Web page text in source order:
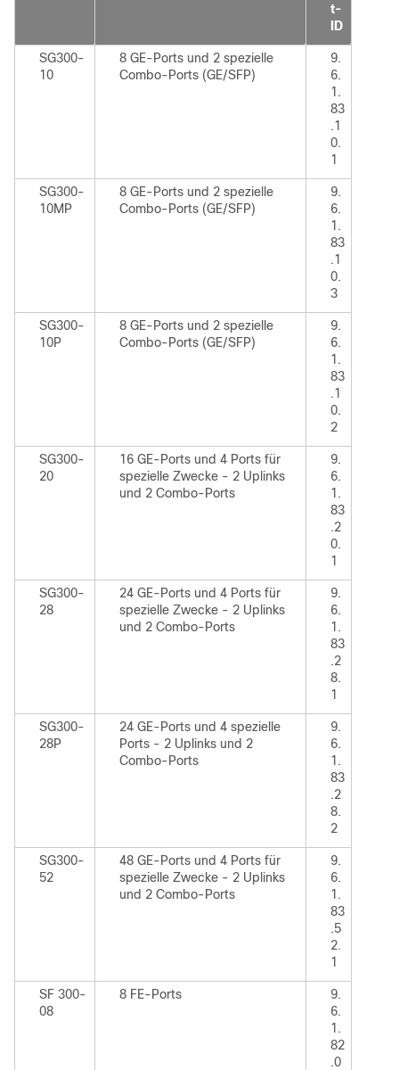
t-
ID
SG300-
10
8 GE-Ports und 2 spezielle
Combo-Ports (GE/SFP)
9.
6.
1.
83
.1
0.
1
SG300-
10MP
8 GE-Ports und 2 spezielle
Combo-Ports (GE/SFP)
9.
6.
1.
83
.1
0.
3
SG300-
10P
8 GE-Ports und 2 spezielle
Combo-Ports (GE/SFP)
9.
6.
1.
83
.1
0.
2
SG300-
20
16 GE-Ports und 4 Ports für
spezielle Zwecke - 2 Uplinks
und 2 Combo-Ports
9.
6.
1.
83
.2
0.
1
SG300-
28
24 GE-Ports und 4 Ports für
spezielle Zwecke - 2 Uplinks
und 2 Combo-Ports
9.
6.
1.
83
.2
8.
1
SG300-
28P
24 GE-Ports und 4 spezielle
Ports - 2 Uplinks und 2
Combo-Ports
9.
6.
1.
83
.2
8.
2
SG300-
52
48 GE-Ports und 4 Ports für
spezielle Zwecke - 2 Uplinks
und 2 Combo-Ports
9.
6.
1.
83
.5
2.
1
SF 300-
08
8 FE-Ports
9.
6.
1.
82
.0